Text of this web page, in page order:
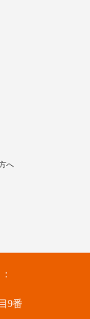
へ
9番